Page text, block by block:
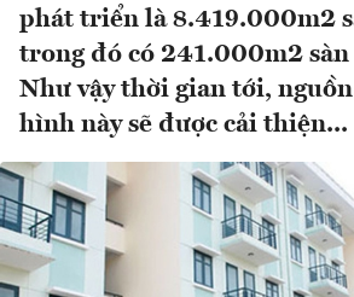
phát triển là 8.419.000m2
trong đó có 241.000m2 sàn
Như vậy thời gian tới,
hình này sẽ được cải thiện...